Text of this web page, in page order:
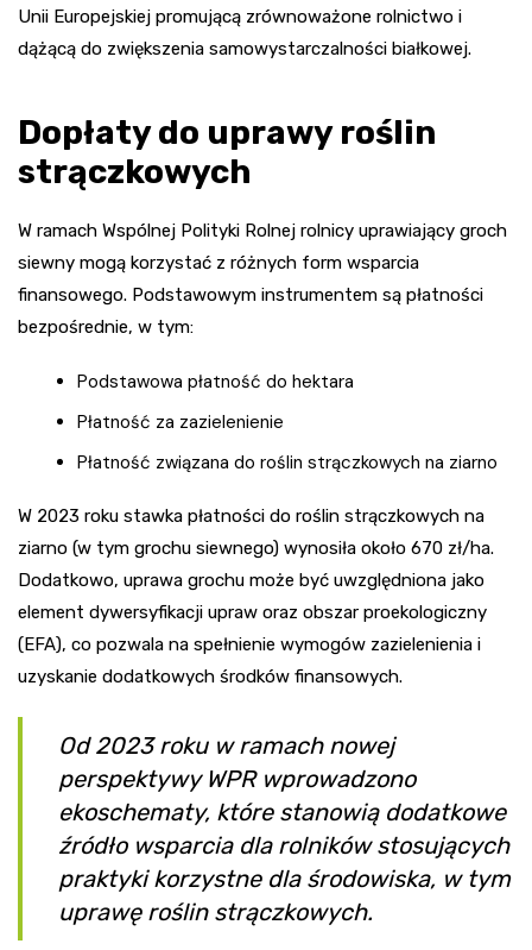
Unii Europejskiej promującą zrównoważone rolnictwo i
dążącą do zwiększenia samowystarczalności białkowej.
Dopłaty do uprawy roślin
strączkowych
W ramach Wspólnej Polityki Rolnej rolnicy uprawiający groch
siewny mogą korzystać z różnych form wsparcia
finansowego. Podstawowym instrumentem są płatności
bezpośrednie, w tym:
Podstawowa płatność do hektara
Płatność za zazielenienie
Płatność związana do roślin strączkowych na ziarno
W 2023 roku stawka płatności do roślin strączkowych na
ziarno (w tym grochu siewnego) wynosiła około 670 zł/ha.
Dodatkowo, uprawa grochu może być uwzględniona jako
element dywersyfikacji upraw oraz obszar proekologiczny
(EFA), co pozwala na spełnienie wymogów zazielenienia i
uzyskanie dodatkowych środków finansowych.
Od 2023 roku w ramach nowej
perspektywy WPR wprowadzono
ekoschematy, które stanowią dodatkowe
źródło wsparcia dla rolników stosujących
praktyki korzystne dla środowiska, w tym
uprawę roślin strączkowych.